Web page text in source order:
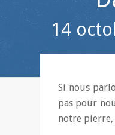
14
Si nous
pas pour
notre pierre,